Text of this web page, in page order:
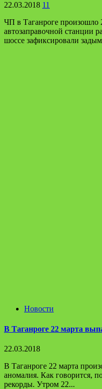
22.03.2018 11
ЧП в Таганроге произошло
автозаправочной станции
шоссе зафиксировали
Новости
В Таганроге 22 марта
22.03.2018
В Таганроге 22 марта
аномалия. Как говорится,
рекорды. Утром 22...